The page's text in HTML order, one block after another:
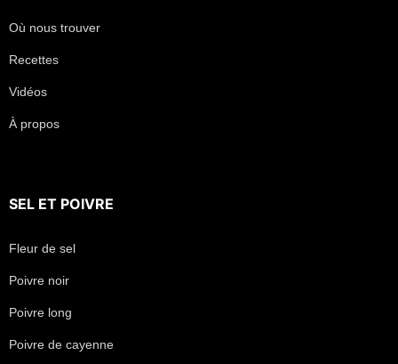
Où nous trouver
Recettes
Vidéos
À propos
SEL ET POIVRE
Fleur de sel
Poivre noir
Poivre long
Poivre de cayenne